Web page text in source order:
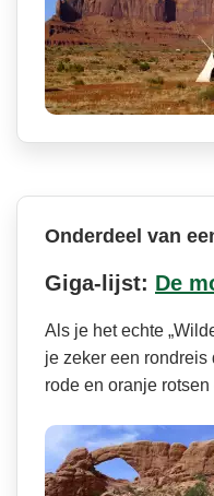
Onderdeel van
Giga-lijst: De
Als je het echte
je zeker een rondreis
rode en oranje